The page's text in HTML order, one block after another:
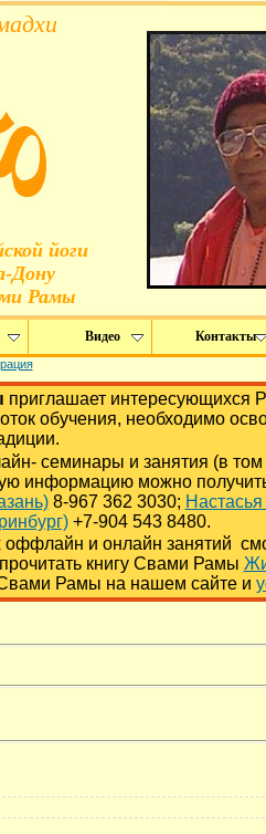
йоги
Дону
Рамы
Видео Контакты
приглашает интересующихся
обучения, необходимо
семинары и занятия (в
информацию можно
8-967 362 3030;
+7-904 543 8480.
оффлайн и онлайн занятий
книгу Свами Рамы
Рамы на нашем сайте и